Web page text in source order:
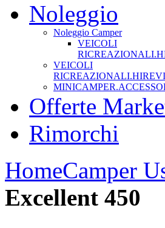
Noleggio
Noleggio Camper
VEICOLI
VEICOLI
Offerte
Rimorchi
HomeCamper
Excellent 450